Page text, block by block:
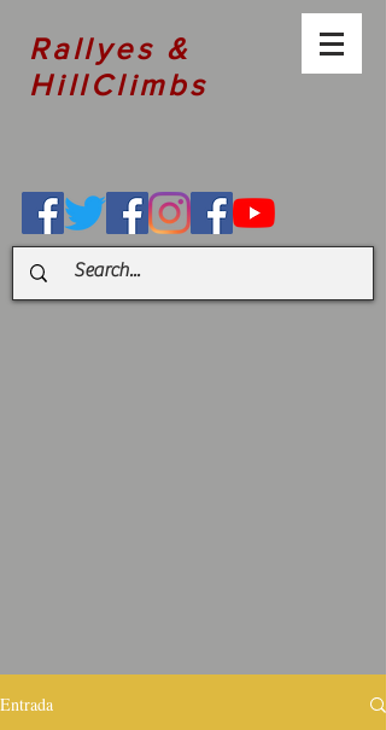
Rallyes &
HillClimbs
Entrada